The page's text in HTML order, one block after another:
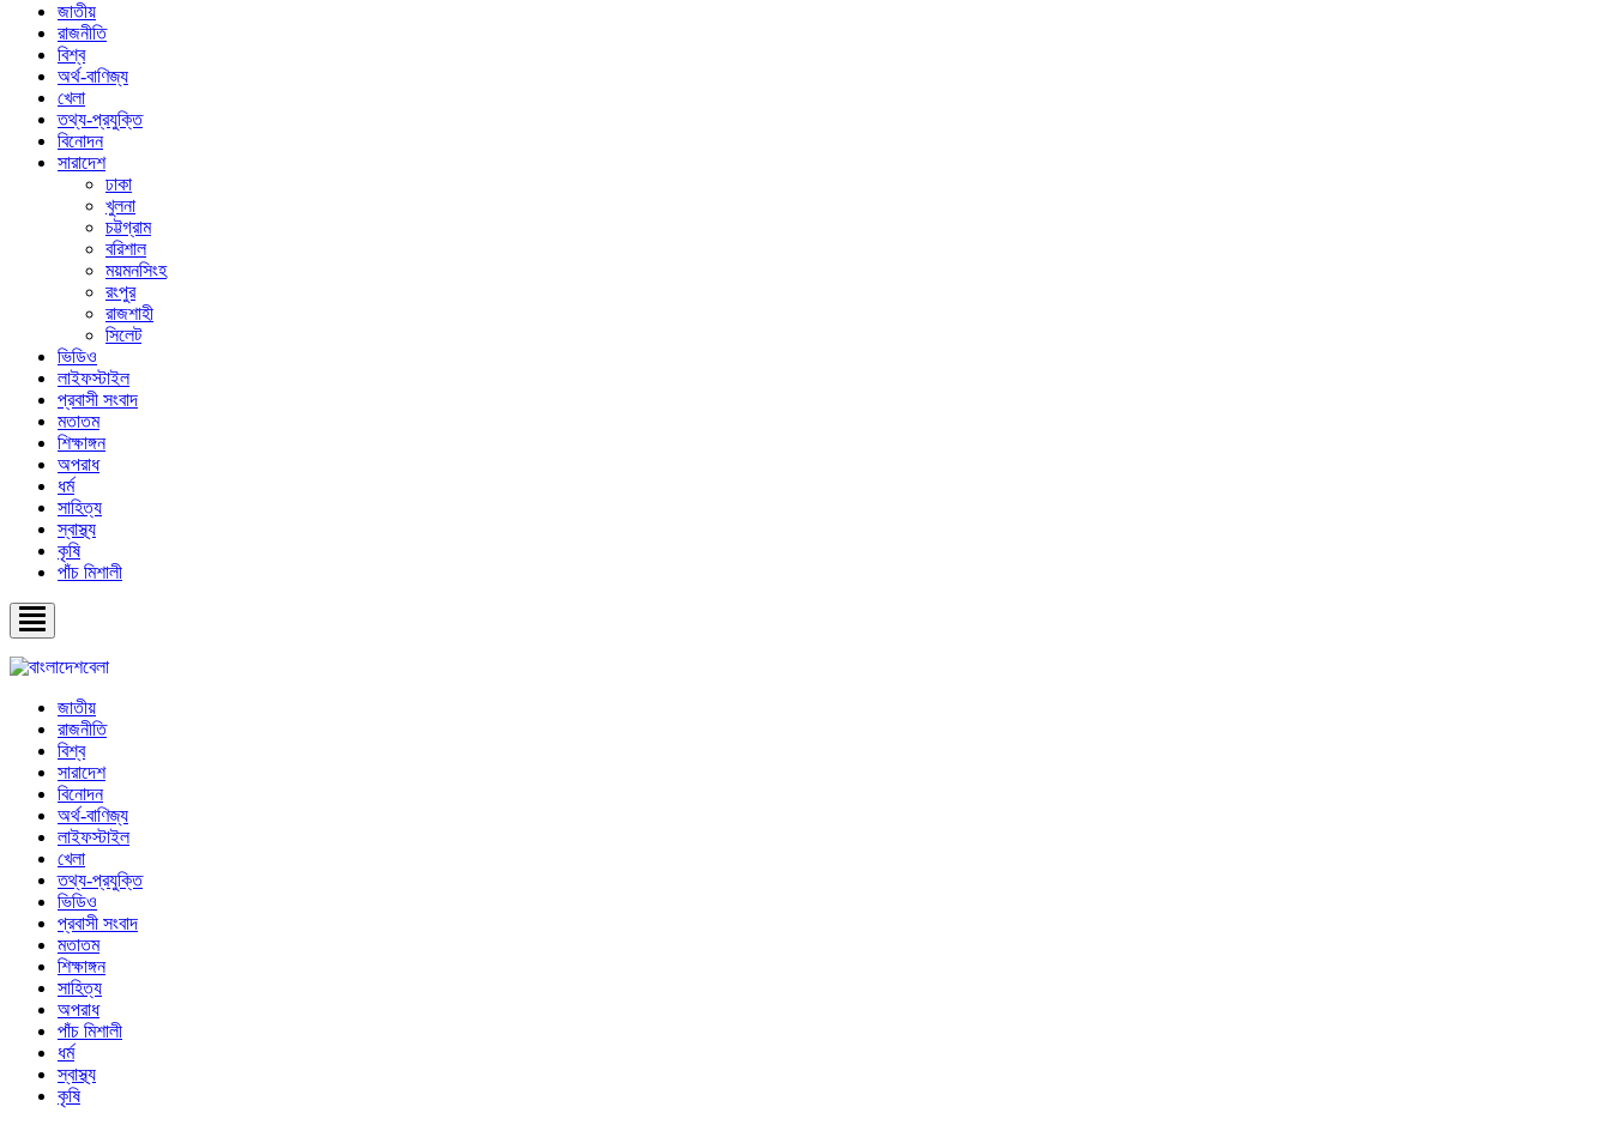
জাতীয়
রাজনীতি
বিশ্ব
অর্থ-বাণিজ্য
খেলা
তথ্য-প্রযুক্তি
বিনোদন
সারাদেশ
ঢাকা
খুলনা
চট্টগ্রাম
বরিশাল
ময়মনসিংহ
রংপুর
রাজশাহী
সিলেট
ভিডিও
লাইফস্টাইল
প্রবাসী সংবাদ
মতাতম
শিক্ষাঙ্গন
অপরাধ
ধর্ম
সাহিত্য
স্বাস্থ্য
কৃষি
পাঁচ মিশালী
জাতীয়
রাজনীতি
বিশ্ব
সারাদেশ
বিনোদন
অর্থ-বাণিজ্য
লাইফস্টাইল
খেলা
তথ্য-প্রযুক্তি
ভিডিও
প্রবাসী সংবাদ
মতাতম
শিক্ষাঙ্গন
সাহিত্য
অপরাধ
পাঁচ মিশালী
ধর্ম
স্বাস্থ্য
কৃষি